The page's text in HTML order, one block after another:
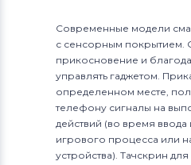
Современные модели
с сенсорным покрытием.
прикосновение и
управлять гаджетом.
определенном месте,
телефону сигналы на
действий (во время
игрового процесса или
устройства). Тачскрин